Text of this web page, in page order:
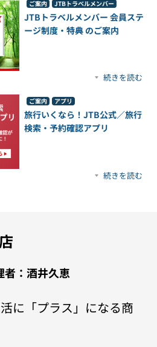
ご案内 JTBトラベルメンバー
JTBトラベルメンバー 会員ステ
ージ制度・特典 のご案内
続きを読む
ご案内 アプリ
旅行いくなら！JTB公式／旅行
検索・予約確認アプリ
続きを読む
者：酒井久恵
に「プラス」になる商